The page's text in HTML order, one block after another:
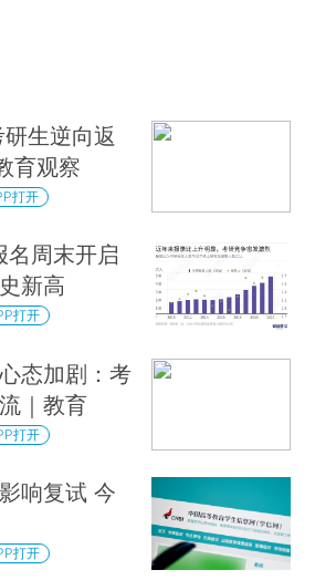
生逆向返
育观察
打开
周末开启
新高
打开
态加剧：考
｜教育
打开
响复试 今
打开